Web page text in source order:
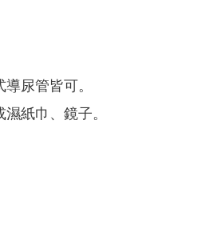
尿管皆可。
紙巾、鏡子。